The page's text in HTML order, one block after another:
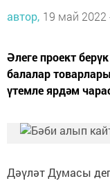
автор, 19 май 2022
Әлеге проект
балалар
үтемле ярдәм
Дәүләт Думасы